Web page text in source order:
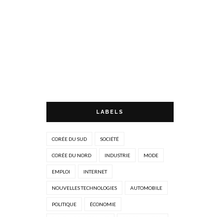
LABELS
CORÉE DU SUD SOCIÉTÉ
CORÉE DU NORD INDUSTRIE MODE
EMPLOI INTERNET
NOUVELLES TECHNOLOGIES AUTOMOBILE
POLITIQUE ÉCONOMIE